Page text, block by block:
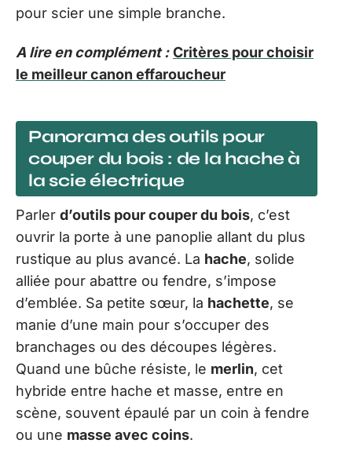
pour scier une simple branche.
A lire en complément : Critères pour choisir
le meilleur canon effaroucheur
Panorama des outils pour
couper du bois : de la hache à
la scie électrique
Parler d’outils pour couper du bois, c’est
ouvrir la porte à une panoplie allant du plus
rustique au plus avancé. La hache, solide
alliée pour abattre ou fendre, s’impose
d’emblée. Sa petite sœur, la hachette, se
manie d’une main pour s’occuper des
branchages ou des découpes légères.
Quand une bûche résiste, le merlin, cet
hybride entre hache et masse, entre en
scène, souvent épaulé par un coin à fendre
ou une masse avec coins.